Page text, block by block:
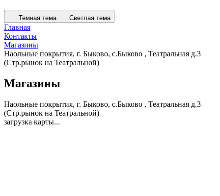
Темная тема Светлая тема
Главная
Контакты
Магазины
Наольные покрытия, г. Быково, с.Быково , Театральная д.3
(Стр.рынок на Театральной)
Магазины
Наольные покрытия, г. Быково, с.Быково , Театральная д.3
(Стр.рынок на Театральной)
загрузка карты...